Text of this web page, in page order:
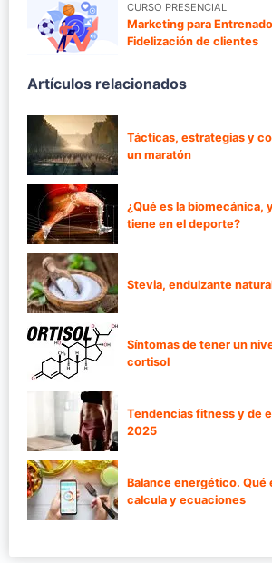
CURSO PRESENCIAL
Marketing para
Fidelización de clientes
Artículos relacionados
Tácticas, estrategias y
un maratón
¿Qué es la biomecánica,
tiene en el deporte?
Stevia, endulzante
Síntomas de tener un
cortisol
Tendencias fitness y de
2025
Balance energético. Qué
calcula y ecuaciones